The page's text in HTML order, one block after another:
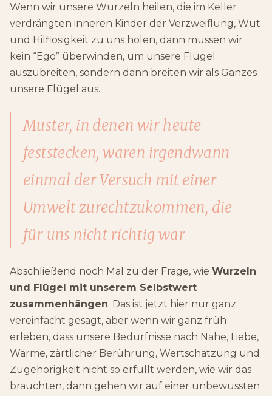
Wenn wir unsere Wurzeln heilen, die im Keller
verdrängten inneren Kinder der Verzweiflung, Wut
und Hilflosigkeit zu uns holen, dann müssen wir
kein “Ego” überwinden, um unsere Flügel
auszubreiten, sondern dann breiten wir als Ganzes
unsere Flügel aus.
Muster, in denen wir heute
feststecken, waren irgendwann
einmal der Versuch mit einer
Umwelt zurechtzukommen, die
für uns nicht richtig war
Abschließend noch Mal zu der Frage, wie Wurzeln
und Flügel mit unserem Selbstwert
zusammenhängen. Das ist jetzt hier nur ganz
vereinfacht gesagt, aber wenn wir ganz früh
erleben, dass unsere Bedürfnisse nach Nähe, Liebe,
Wärme, zärtlicher Berührung, Wertschätzung und
Zugehörigkeit nicht so erfüllt werden, wie wir das
bräuchten, dann gehen wir auf einer unbewussten